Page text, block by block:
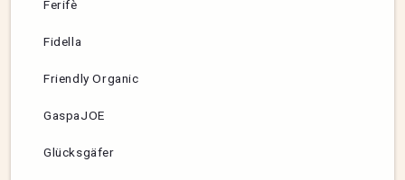
Ferifè
Fidella
Friendly Organic
GaspaJOE
Glücksgäfer